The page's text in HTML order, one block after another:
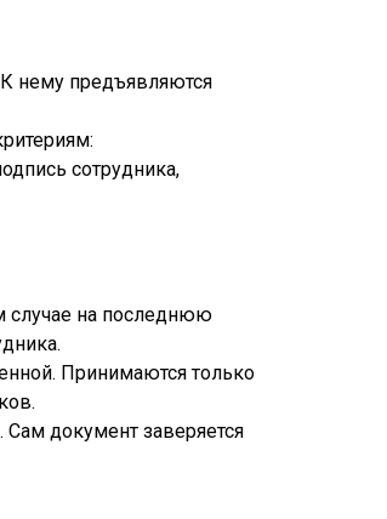
нему предъявляются
сотрудника,
случае на последнюю
Принимаются только
документ заверяется